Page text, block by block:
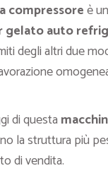
compressoreè
gelato auto
degli altri due
di questa
la struttura più
di vendita.